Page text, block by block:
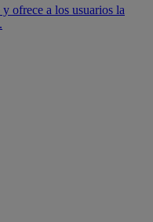
ofrece a los usuarios la